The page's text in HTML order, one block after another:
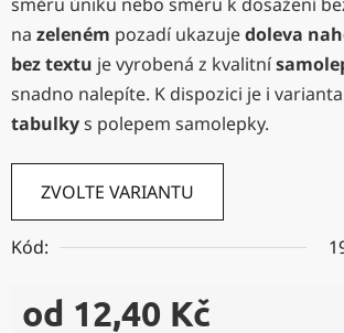
na zeleném pozadí ukazujedoleva
bez textu je vyrobená z kvalitní
snadno nalepíte. K dispozici je i varianta
tabulkys polepem samolepky.
ZVOLTE VARIANTU
Kód:
od 12,40 Kč